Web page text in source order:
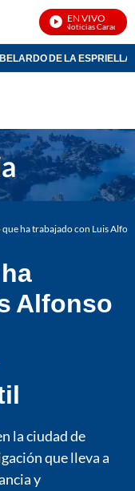
EN VIVO
Noticias Caracol En
DE LA ESPRIELLA
ha trabajado con Luis
Alfonso
la ciudad de
que lleva a
y